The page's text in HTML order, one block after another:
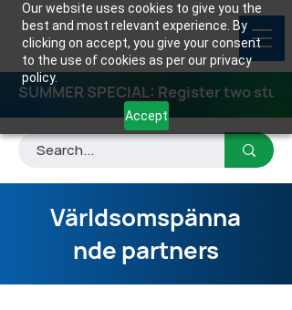
Our website uses cookies to give you the
best and most relevant experience. By
clicking on accept, you give your consent
to the use of cookies as per our privacy
policy.
Accept
SUMMER SPECIAL: Register two
Världsomspänna
nde partners